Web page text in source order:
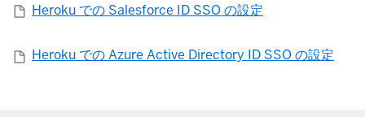
Heroku での Salesforce ID SSO の設定
Heroku での Azure Active Directory ID SSO の設定